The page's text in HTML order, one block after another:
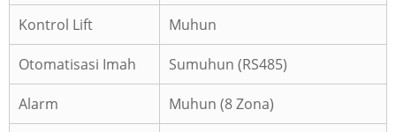
Kontrol Lift Muhun
Otomatisasi Imah Sumuhun (RS485)
Alarm Muhun (8 Zona)